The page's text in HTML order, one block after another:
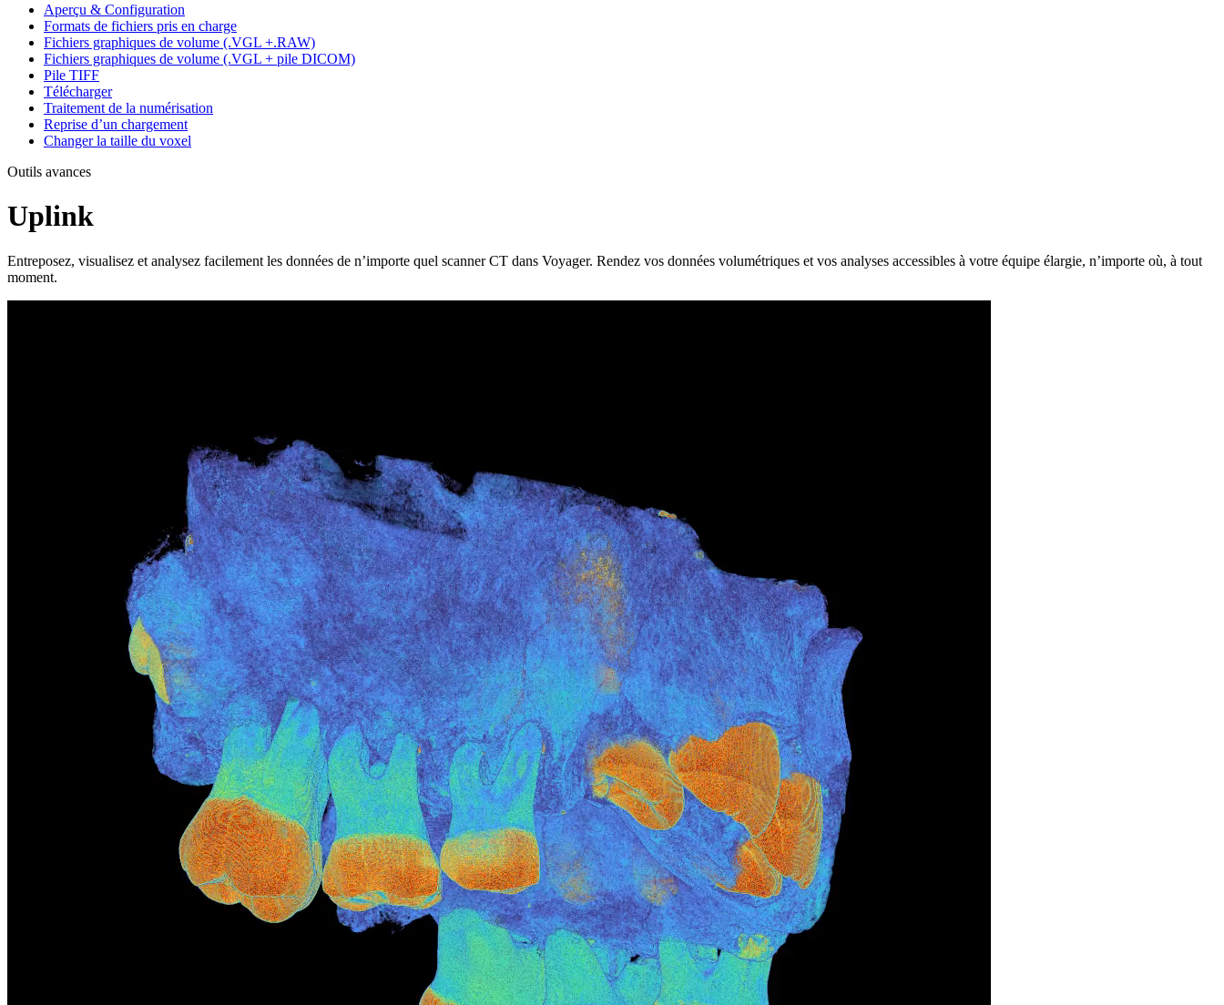
Aperçu & Configuration
Formats de fichiers pris en charge
Fichiers graphiques de volume (.VGL +.RAW)
Fichiers graphiques de volume (.VGL + pile DICOM)
Pile TIFF
Télécharger
Traitement de la numérisation
Reprise d’un chargement
Changer la taille du voxel
Outils avances
Uplink
Entreposez, visualisez et analysez facilement les données de n’importe quel scanner CT dans Voyager. Rendez vos données volumétriques et vos analyses accessibles à votre équipe élargie, n’importe où, à tout
moment.